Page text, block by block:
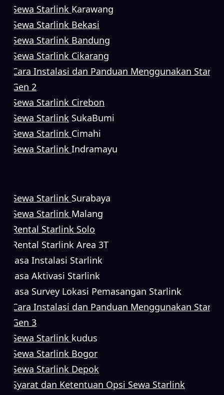
Sewa Starlink Karawang
Sewa Starlink Bekasi
Sewa Starlink Bandung
Sewa Starlink Cikarang
Cara Instalasi dan Panduan Menggunakan
Gen 2
Sewa Starlink Cirebon
Sewa Starlink SukaBumi
Sewa Starlink Cimahi
Sewa Starlink Indramayu
Sewa Starlink Surabaya
Sewa Starlink Malang
Rental Starlink Solo
Rental Starlink Area 3T
Jasa Instalasi Starlink
Jasa Aktivasi Starlink
Jasa Survey Lokasi Pemasangan Starlink
Cara Instalasi dan Panduan Menggunakan
Gen 3
Sewa Starlink kudus
Sewa Starlink Bogor
Sewa Starlink Depok
Syarat dan Ketentuan Opsi Sewa Starlink